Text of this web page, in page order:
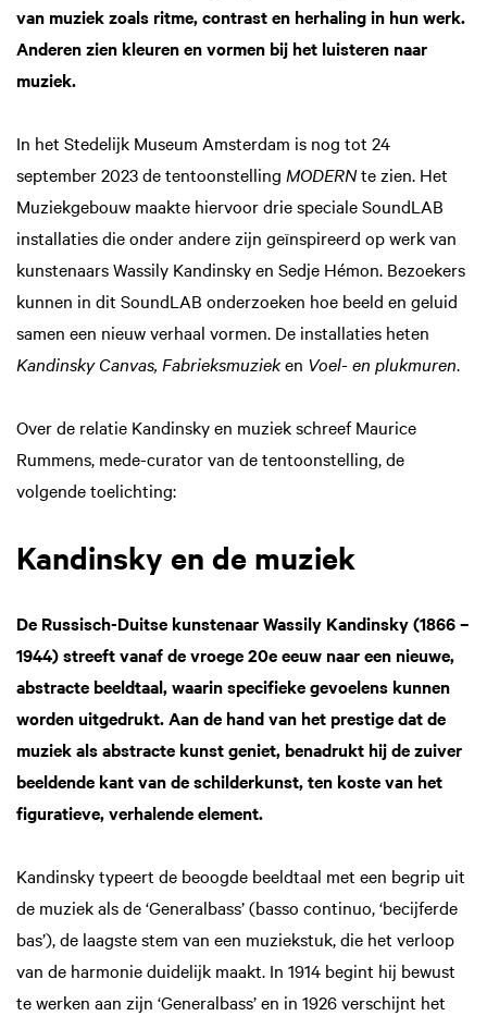
van muziek zoals ritme, contrast en herhaling in hun werk.
Anderen zien kleuren en vormen bij het luisteren naar
muziek.
In het Stedelijk Museum Amsterdam is nog tot 24
september 2023 de tentoonstelling MODERNte zien. Het
Muziekgebouw maakte hiervoor drie speciale SoundLAB
installaties die onder andere zijn geïnspireerd op werk van
kunstenaars Wassily Kandinsky en Sedje Hémon. Bezoekers
kunnen in dit SoundLAB onderzoeken hoe beeld en geluid
samen een nieuw verhaal vormen. De installaties heten
Kandinsky Canvas, Fabrieksmuzieken Voel- en plukmuren.
Over de relatie Kandinsky en muziek schreef Maurice
Rummens, mede-curator van de tentoonstelling, de
volgende toelichting:
Kandinsky en de muziek
De Russisch-Duitse kunstenaar Wassily Kandinsky (1866 –
1944) streeft vanaf de vroege 20e eeuw naar een nieuwe,
abstracte beeldtaal, waarin specifieke gevoelens kunnen
worden uitgedrukt. Aan de hand van het prestige dat de
muziek als abstracte kunst geniet, benadrukt hij de zuiver
beeldende kant van de schilderkunst, ten koste van het
figuratieve, verhalende element.
Kandinsky typeert de beoogde beeldtaal met een begrip uit
de muziek als de ‘Generalbass’ (basso continuo, ‘becijferde
bas’), de laagste stem van een muziekstuk, die het verloop
van de harmonie duidelijk maakt. In 1914 begint hij bewust
te werken aan zijn ‘Generalbass’ en in 1926 verschijnt het